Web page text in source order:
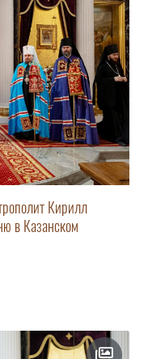
Кирилл
в Казанском